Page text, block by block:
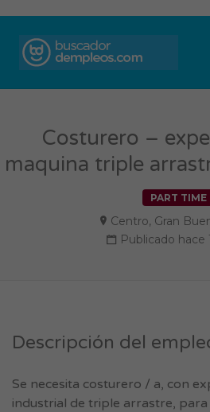
Costurero –
maquina triple
PART TIME
Centro, Gran
Publicado hace
Descripción del
Se necesita costurero / a, con
industrial de triple arrastre,